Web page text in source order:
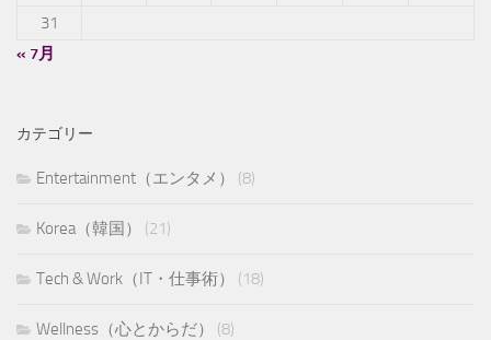
31
« 7月
カテゴリー
Entertainment（エンタメ） (8)
Korea（韓国） (21)
Tech & Work（IT・仕事術） (18)
Wellness（心とからだ） (8)